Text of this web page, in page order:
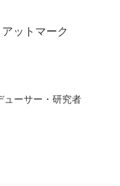
ットマーク
ューサー・研究者